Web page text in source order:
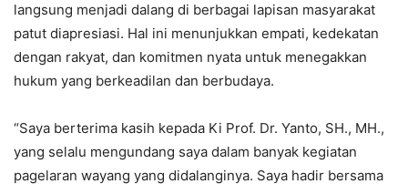
langsung menjadi dalang di berbagai lapisan masyarakat
patut diapresiasi. Hal ini menunjukkan empati, kedekatan
dengan rakyat, dan komitmen nyata untuk menegakkan
hukum yang berkeadilan dan berbudaya.
“Saya berterima kasih kepada Ki Prof. Dr. Yanto, SH., MH.,
yang selalu mengundang saya dalam banyak kegiatan
pagelaran wayang yang didalanginya. Saya hadir bersama